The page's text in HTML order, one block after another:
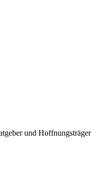
und Hoffnungsträger